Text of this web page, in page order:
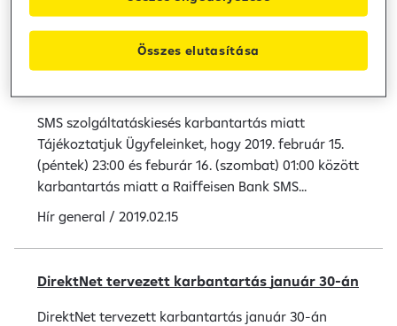
Hír general / 2019.02.20
SMS szolgáltatáskiesés karbantartás miatt
Tájékoztatjuk Ügyfeleinket, hogy 2019. február 15.
(péntek) 23:00 és feburár 16. (szombat) 01:00 között
karbantartás miatt a Raiffeisen Bank SMS...
Hír general / 2019.02.15
DirektNet tervezett karbantartás január 30-án
DirektNet tervezett karbantartás január 30-án
Összes elutasítása